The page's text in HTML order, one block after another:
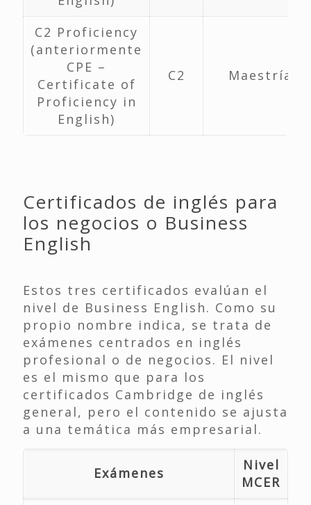
C2 Proficiency
(anteriormente
CPE –
Certificate of
Proficiency in
English)
C2 Maestría
Certificados de inglés para
los negocios o Business
English
Estos tres certificados evalúan el
nivel de Business English. Como su
propio nombre indica, se trata de
exámenes centrados en inglés
profesional o de negocios. El nivel
es el mismo que para los
certificados Cambridge de inglés
general, pero el contenido se ajusta
a una temática más empresarial.
Exámenes
Nivel
MCER